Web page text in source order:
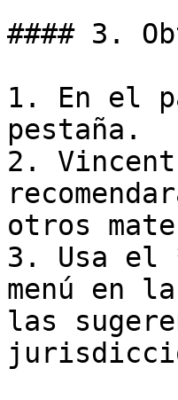
#### 3.
1. En el
pestaña.
2.
otros
3. Usa el
menú en
las